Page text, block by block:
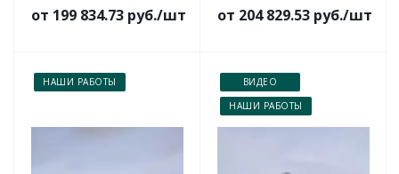
от 199 834.73 руб./шт от 204 829.53 руб./шт
НАШИ РАБОТЫ
ВИДЕО
НАШИ РАБОТЫ